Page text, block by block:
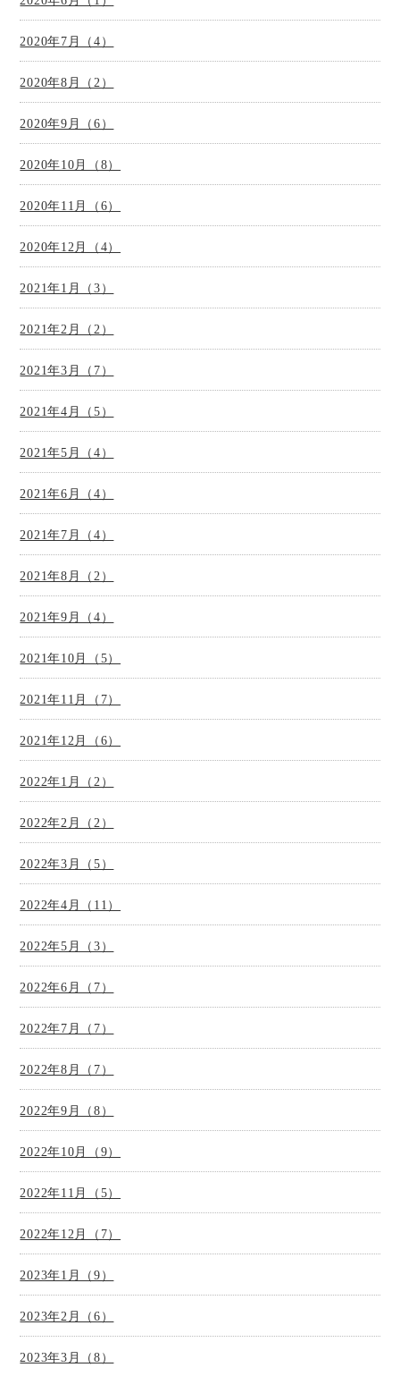
2020年7月（4）
2020年8月（2）
2020年9月（6）
2020年10月（8）
2020年11月（6）
2020年12月（4）
2021年1月（3）
2021年2月（2）
2021年3月（7）
2021年4月（5）
2021年5月（4）
2021年6月（4）
2021年7月（4）
2021年8月（2）
2021年9月（4）
2021年10月（5）
2021年11月（7）
2021年12月（6）
2022年1月（2）
2022年2月（2）
2022年3月（5）
2022年4月（11）
2022年5月（3）
2022年6月（7）
2022年7月（7）
2022年8月（7）
2022年9月（8）
2022年10月（9）
2022年11月（5）
2022年12月（7）
2023年1月（9）
2023年2月（6）
2023年3月（8）